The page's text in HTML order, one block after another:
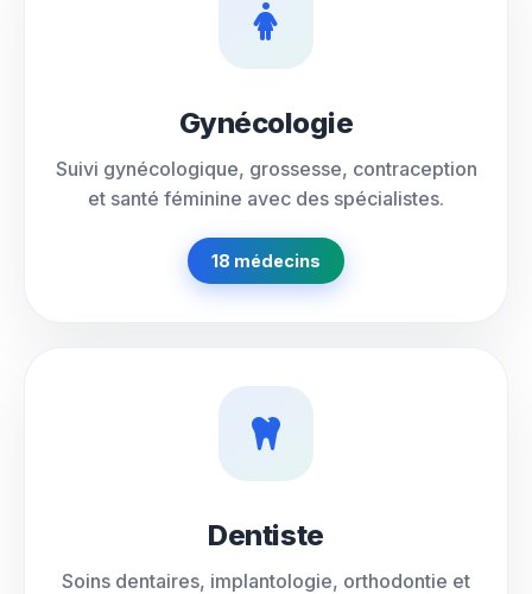
Gynécologie
Suivi gynécologique, grossesse, contraception
et santé féminine avec des spécialistes.
18 médecins
Dentiste
Soins dentaires, implantologie, orthodontie et